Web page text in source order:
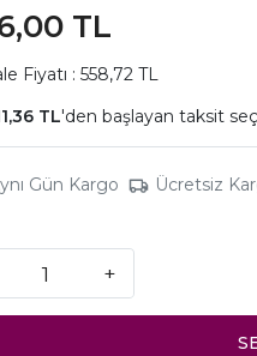
TL
Fiyatı : 558,72 TL
TL'den başlayan taksit
Gün Kargo Ücretsiz
+